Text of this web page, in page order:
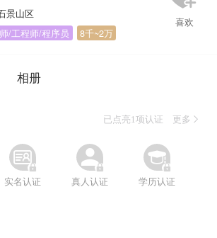
景山区
/工程师/程序员 8千~2万
相册
已点亮1项认证 更多


实名认证


真人认证


学历认证